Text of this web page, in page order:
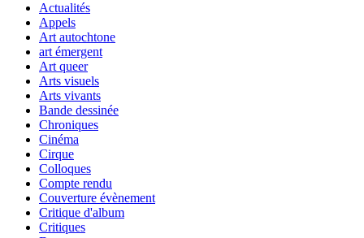
Actualités
Appels
Art autochtone
art émergent
Art queer
Arts visuels
Arts vivants
Bande dessinée
Chroniques
Cinéma
Cirque
Colloques
Compte rendu
Couverture évènement
Critique d'album
Critiques